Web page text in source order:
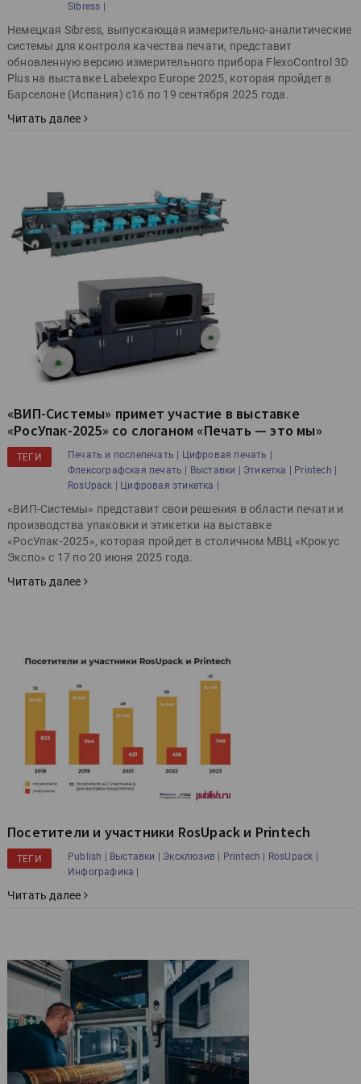
Sibress |
Немецкая Sibress, выпускающая измерительно-аналитические
системы для контроля качества печати, представит
обновленную версию измерительного прибора FlexoControl 3D
Plus на выставке Labelexpo Europe 2025, которая пройдет в
Барселоне (Испания) с16 по 19 сентября 2025 года.
Читать далее
«ВИП-Системы» примет участие в выставке
«РосУпак-2025» со слоганом «Печать — это мы»
ТЕГИ Печать и послепечать |
Цифровая печать |
Флексографская печать |
Выставки | Этикетка |
Printech |
RosUpack |
Цифровая этикетка |
«ВИП-Системы» представит свои решения в области печати и
производства упаковки и этикетки на выставке
«РосУпак-2025», которая пройдет в столичном МВЦ «Крокус
Экспо» с 17 по 20 июня 2025 года.
Читать далее
Посетители и участники RosUpack и Printech
ТЕГИ Publish | Выставки | Эксклюзив | Printech |
RosUpack |
Инфографика |
Читать далее